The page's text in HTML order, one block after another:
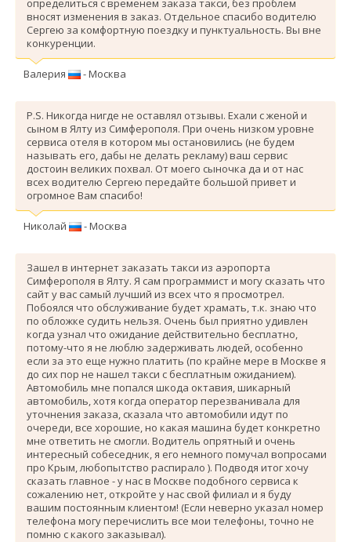
вносят изменения в заказ. Отдельное спасибо водителю
Сергею за комфортную поездку и пунктуальность. Вы вне
конкуренции.
Валерия - Москва
P.S. Никогда нигде не оставлял отзывы. Ехали с женой и
сыном в Ялту из Симферополя. При очень низком уровне
сервиса отеля в котором мы остановились (не будем
называть его, дабы не делать рекламу) ваш сервис
достоин великих похвал. От моего сыночка да и от нас
всех водителю Сергею передайте большой привет и
огромное Вам спасибо!
Николай - Москва
Зашел в интернет заказать такси из аэропорта
Симферополя в Ялту. Я сам программист и могу сказать что
сайт у вас самый лучший из всех что я просмотрел.
Побоялся что обслуживание будет храмать, т.к. знаю что
по обложке судить нельзя. Очень был приятно удивлен
когда узнал что ожидание действительно бесплатно,
потому-что я не люблю задерживать людей, особенно
если за это еще нужно платить (по крайне мере в Москве я
до сих пор не нашел такси с бесплатным ожиданием).
Автомобиль мне попался шкода октавия, шикарный
автомобиль, хотя когда оператор перезванивала для
уточнения заказа, сказала что автомобили идут по
очереди, все хорошие, но какая машина будет конкретно
мне ответить не смогли. Водитель опрятный и очень
интересный собеседник, я его немного помучал вопросами
про Крым, любопытство распирало ). Подводя итог хочу
сказать главное - у нас в Москве подобного сервиса к
сожалению нет, откройте у нас свой филиал и я буду
вашим постоянным клиентом! (Если неверно указал номер
телефона могу перечислить все мои телефоны, точно не
помню с какого заказывал).